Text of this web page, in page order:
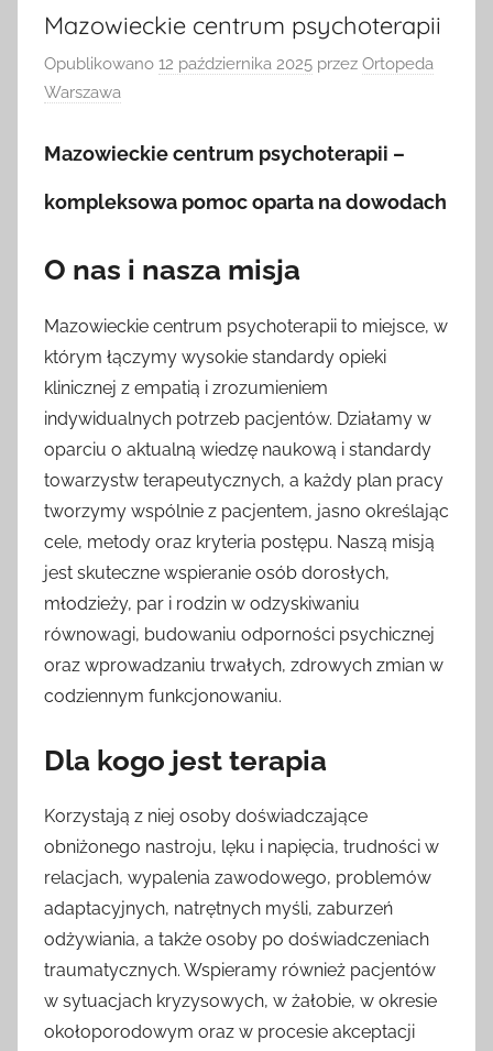
Mazowieckie centrum psychoterapii
Opublikowano 12 października 2025 przez Ortopeda
Warszawa
Mazowieckie centrum psychoterapii –
kompleksowa pomoc oparta na dowodach
O nas i nasza misja
Mazowieckie centrum psychoterapii to miejsce, w
którym łączymy wysokie standardy opieki
klinicznej z empatią i zrozumieniem
indywidualnych potrzeb pacjentów. Działamy w
oparciu o aktualną wiedzę naukową i standardy
towarzystw terapeutycznych, a każdy plan pracy
tworzymy wspólnie z pacjentem, jasno określając
cele, metody oraz kryteria postępu. Naszą misją
jest skuteczne wspieranie osób dorosłych,
młodzieży, par i rodzin w odzyskiwaniu
równowagi, budowaniu odporności psychicznej
oraz wprowadzaniu trwałych, zdrowych zmian w
codziennym funkcjonowaniu.
Dla kogo jest terapia
Korzystają z niej osoby doświadczające
obniżonego nastroju, lęku i napięcia, trudności w
relacjach, wypalenia zawodowego, problemów
adaptacyjnych, natrętnych myśli, zaburzeń
odżywiania, a także osoby po doświadczeniach
traumatycznych. Wspieramy również pacjentów
w sytuacjach kryzysowych, w żałobie, w okresie
okołoporodowym oraz w procesie akceptacji